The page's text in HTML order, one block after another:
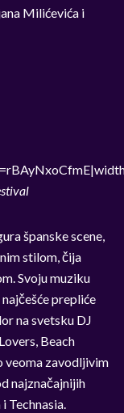
Milićevića i
španske scene,
stilom, čija
Svoju muziku
prepliće
na svetsku DJ
Beach
veoma zavodljivim
najznačajnijih
Technasia.